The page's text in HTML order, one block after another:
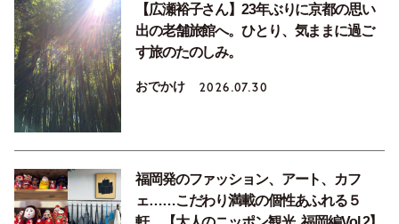
【広瀬裕子さん】23年ぶりに京都の思い
出の老舗旅館へ。ひとり、気ままに過ご
す旅のたのしみ。
おでかけ 2026.07.30
福岡発のファッション、アート、カフ
ェ……こだわり満載の個性あふれる５